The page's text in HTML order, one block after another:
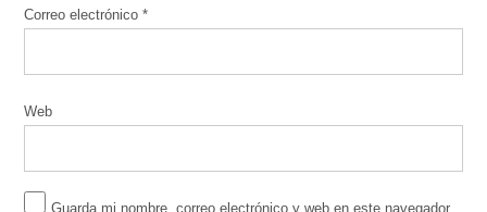
Correo electrónico*
Web
Guarda mi nombre, correo electrónico y web en este navegador